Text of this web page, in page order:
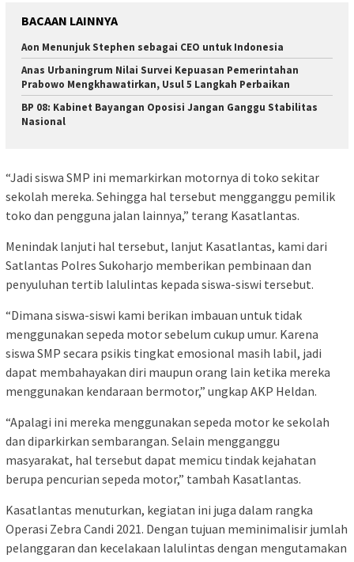
BACAAN LAINNYA
Aon Menunjuk Stephen sebagai CEO untuk Indonesia
Anas Urbaningrum Nilai Survei Kepuasan Pemerintahan
Prabowo Mengkhawatirkan, Usul 5 Langkah Perbaikan
BP 08: Kabinet Bayangan Oposisi Jangan Ganggu Stabilitas
Nasional
“Jadi siswa SMP ini memarkirkan motornya di toko sekitar
sekolah mereka. Sehingga hal tersebut mengganggu pemilik
toko dan pengguna jalan lainnya,” terang Kasatlantas.
Menindak lanjuti hal tersebut, lanjut Kasatlantas, kami dari
Satlantas Polres Sukoharjo memberikan pembinaan dan
penyuluhan tertib lalulintas kepada siswa-siswi tersebut.
“Dimana siswa-siswi kami berikan imbauan untuk tidak
menggunakan sepeda motor sebelum cukup umur. Karena
siswa SMP secara psikis tingkat emosional masih labil, jadi
dapat membahayakan diri maupun orang lain ketika mereka
menggunakan kendaraan bermotor,” ungkap AKP Heldan.
“Apalagi ini mereka menggunakan sepeda motor ke sekolah
dan diparkirkan sembarangan. Selain mengganggu
masyarakat, hal tersebut dapat memicu tindak kejahatan
berupa pencurian sepeda motor,” tambah Kasatlantas.
Kasatlantas menuturkan, kegiatan ini juga dalam rangka
Operasi Zebra Candi 2021. Dengan tujuan meminimalisir jumlah
pelanggaran dan kecelakaan lalulintas dengan mengutamakan